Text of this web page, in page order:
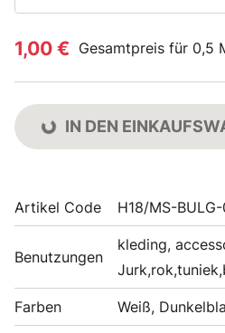
1,00 € Gesamtpreis für 0,5
IN DEN
Artikel Code H18/MS-
Benutzungen
kleding,
Farben Weiß,